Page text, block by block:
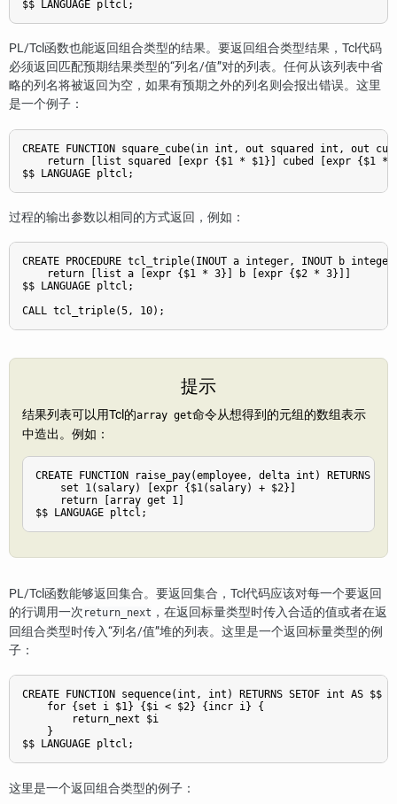
PL/Tcl函数也能返回组合类型的结果。要返回组合类型结果，Tcl代码
必须返回匹配预期结果类型的“列名/值”对的列表。任何从该列表中省
略的列名将被返回为空，如果有预期之外的列名则会报出错误。这里
是一个例子：
CREATE FUNCTION square_cube(in int, out squared int, out
return [list squared [expr {$1 * $1}] cubed [expr {$1 *
过程的输出参数以相同的方式返回，例如：
CREATE PROCEDURE tcl_triple(INOUT a integer, INOUT b
    return [list a [expr {$1 * 3}] b [expr {$2 * 3}]]
$$ LANGUAGE pltcl;
提示
结果列表可以用Tcl的array get命令从想得到的元组的数组表示
中造出。例如：
CREATE FUNCTION raise_pay(employee, delta int) RETURNS
    set 1(salary) [expr {$1(salary) + $2}]
    return [array get 1]
PL/Tcl函数能够返回集合。要返回集合，Tcl代码应该对每一个要返回
的行调用一次 return_next ，在返回标量类型时传入合适的值或者在返
回组合类型时传入“列名/值”堆的列表。这里是一个返回标量类型的例
子：
CREATE FUNCTION sequence(int, int) RETURNS SETOF int AS $$
    for {set i $1} {$i < $2} {incr i} {
        return_next $i
    }
这里是一个返回组合类型的例子：